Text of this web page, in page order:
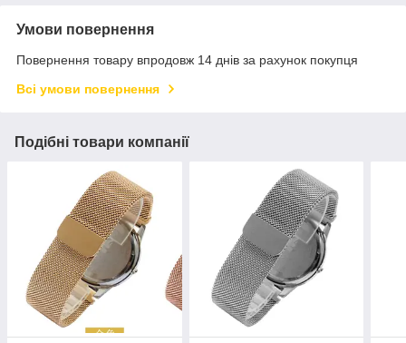
Умови повернення
Повернення товару впродовж 14 днів за рахунок покупця
Всі умови повернення
Подібні товари компанії